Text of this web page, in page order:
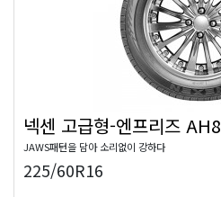
넥센 고급형-엔프리즈 AH8
JAWS패턴을 담아 소리없이 강하다
225/60R16